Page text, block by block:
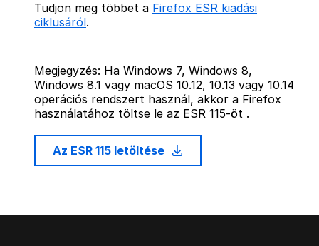
Tudjon meg többet a Firefox ESR kiadási
ciklusáról.
Megjegyzés: Ha Windows 7, Windows 8,
Windows 8.1 vagy macOS 10.12, 10.13 vagy 10.14
operációs rendszert használ, akkor a Firefox
használatához töltse le az ESR 115-öt .
Az ESR 115 letöltése